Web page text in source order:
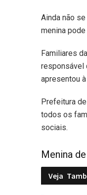
Ainda não
menina
Familiares
responsável
apresentou
Prefeitura
todos os
sociais.
Menina
Veja